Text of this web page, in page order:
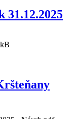
31.12.2025